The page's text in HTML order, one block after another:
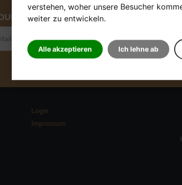
verstehen, woher unsere Besucher
weiter zu entwickeln.
Alle akzeptieren Ich lehne ab
Stimmerinnerung
Konzertinformationen
Login
Impressum